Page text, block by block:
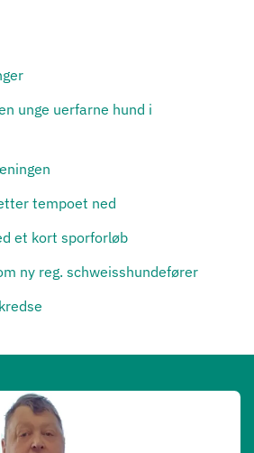
unge uerfarne hund i
tempoet ned
et kort sporforløb
ny reg. schweisshundefører